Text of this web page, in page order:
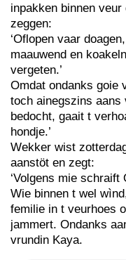
inpakken binnen
zeggen:
‘Oflopen vaar
maauwend en
vergeten.’
Omdat ondanks goie
toch ainegszins aans
bedocht, gaait t
hondje.’
Wekker wist
aanstöt en zegt:
‘Volgens mie schraift
Wie binnen t wel
femilie in t veurhoes
jammert. Ondanks
vrundin Kaya.